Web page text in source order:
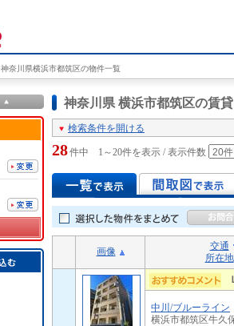
神奈川県横浜市都筑区の物件一覧
神奈川県 横浜市都筑区の賃
検索条件を開ける
28件中 1～20件を表示 / 表示件数
画像
交通
所在地
中川/ブルーライン
横浜市都筑区牛久